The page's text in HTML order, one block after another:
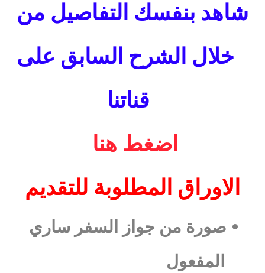
شاهد بنفسك التفاصيل من
خلال الشرح السابق على
قناتنا
اضغط هنا
الاوراق المطلوبة للتقديم
• صورة من جواز السفر ساري
المفعول